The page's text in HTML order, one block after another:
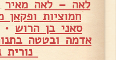
לאה – לאה מאיר
חמוציות
סאני בן הרוש •
אדמה ובטטה
נורית